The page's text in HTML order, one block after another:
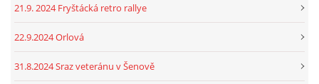
21.9. 2024 Fryštácká retro rallye
22.9.2024 Orlová
31.8.2024 Sraz veteránu v Šenově